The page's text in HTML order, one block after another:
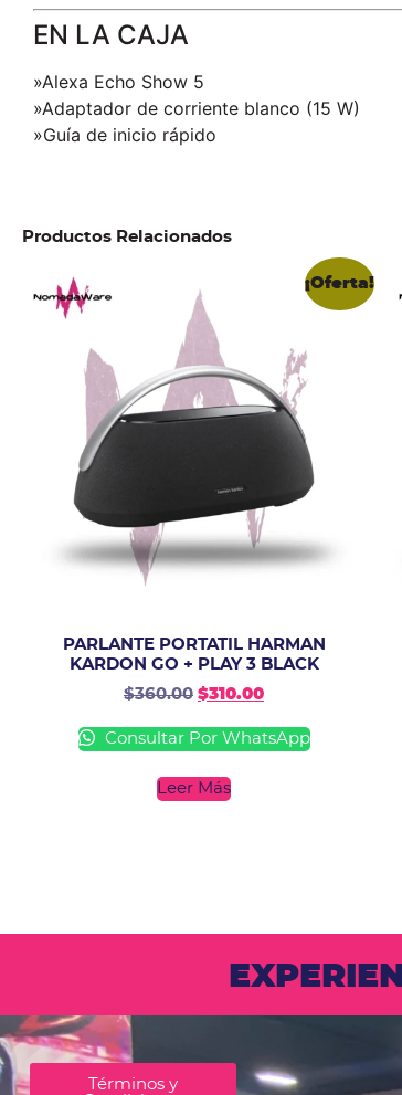
EN LA CAJA
»Alexa Echo Show 5
»Adaptador de corriente blanco (15 W)
»Guía de inicio rápido
Productos Relacionados
¡Oferta!
PARLANTE PORTATIL HARMAN
KARDON GO + PLAY 3 BLACK
$360.00 $310.00
Consultar Por WhatsApp
Leer Más
Términos y